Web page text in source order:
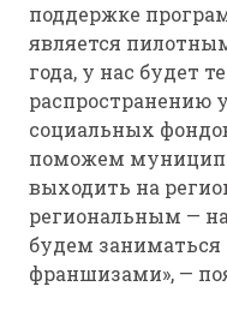
поддержке
является
года, у нас будет
распространению
социальных
поможем
выходить на
региональным —
будем
франшизами», —